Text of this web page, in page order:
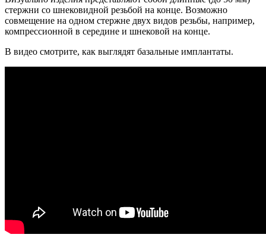
стержни со шнековидной резьбой на конце. Возможно
совмещение на одном стержне двух видов резьбы, например,
компрессионной в середине и шнековой на конце.
В видео смотрите, как выглядят базальные имплантаты.